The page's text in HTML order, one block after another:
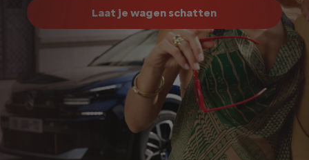
Laat je wagen schatten